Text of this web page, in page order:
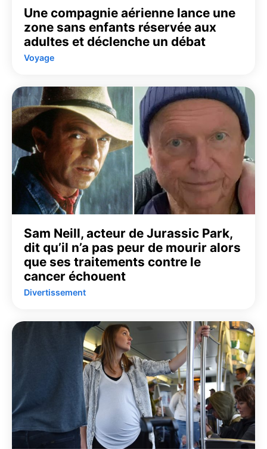
Une compagnie aérienne lance une
zone sans enfants réservée aux
adultes et déclenche un débat
Voyage
Sam Neill, acteur de Jurassic Park,
dit qu’il n’a pas peur de mourir alors
que ses traitements contre le
cancer échouent
Divertissement